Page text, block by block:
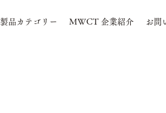
製品カテゴリー MWCT 企業紹介 お問